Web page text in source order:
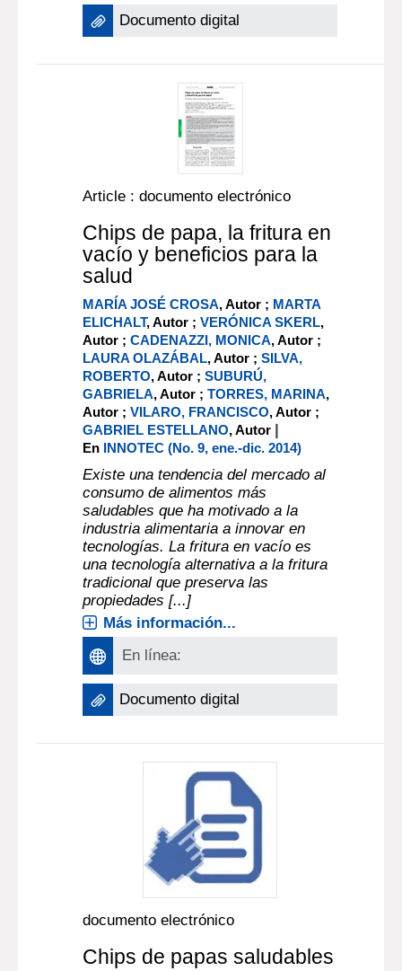
Documento digital
Article : documento electrónico
Chips de papa, la fritura en
vacío y beneficios para la
salud
MARÍA JOSÉ CROSA, Autor ; MARTA
ELICHALT, Autor ;VERÓNICA SKERL,
Autor ;CADENAZZI, MONICA, Autor ;
LAURA OLAZÁBAL, Autor ;SILVA,
ROBERTO, Autor ;SUBURÚ,
GABRIELA, Autor ;TORRES, MARINA,
Autor ;VILARO, FRANCISCO, Autor ;
GABRIEL ESTELLANO, Autor |
En INNOTEC (No. 9, ene.-dic. 2014)
Existe una tendencia del mercado al
consumo de alimentos más
saludables que ha motivado a la
industria alimentaria a innovar en
tecnologías. La fritura en vacío es
una tecnología alternativa a la fritura
tradicional que preserva las
propiedades [...]
Más información...
En línea:
Documento digital
documento electrónico
Chips de papas saludables